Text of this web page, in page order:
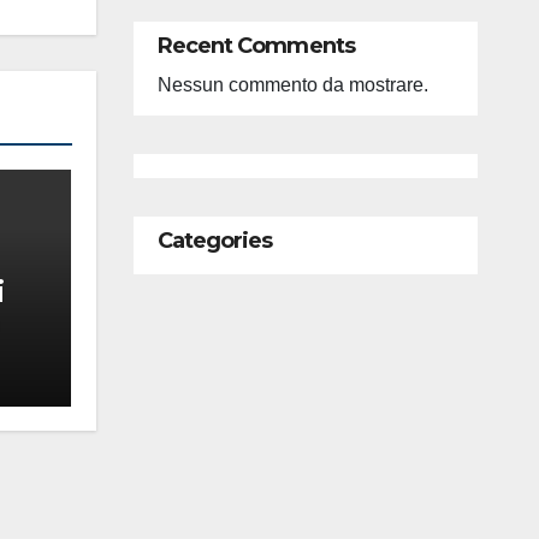
Recent Comments
Nessun commento da mostrare.
Categories